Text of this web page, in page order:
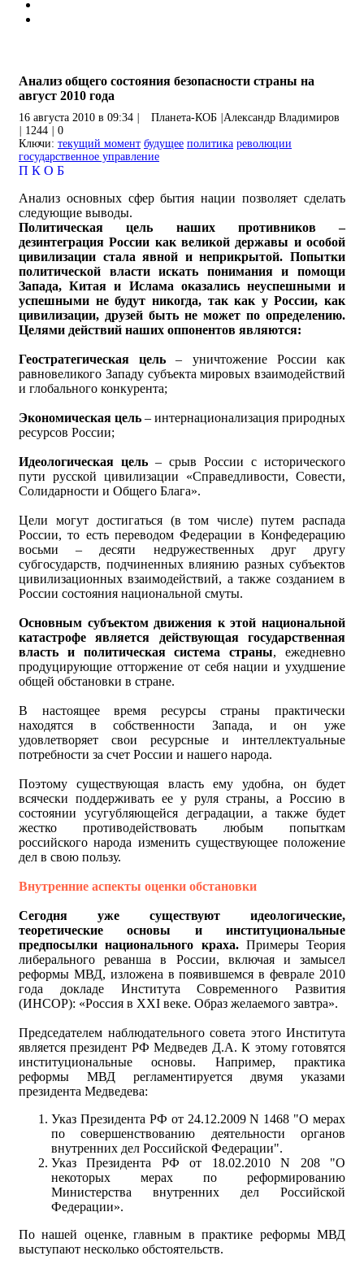
Анализ общего состояния безопасности страны на
август 2010 года
16 августа 2010 в 09:34 Планета-КОБ Александр Владимиров
1244
0
Ключи: текущий момент будущее политика революции
государственное управление
П К О Б
Анализ основных сфер бытия нации позволяет сделать
следующие выводы.
Политическая цель наших противников –
дезинтеграция России как великой державы и особой
цивилизации стала явной и неприкрытой. Попытки
политической власти искать понимания и помощи
Запада, Китая и Ислама оказались неуспешными и
успешными не будут никогда, так как у России, как
цивилизации, друзей быть не может по определению.
Целями действий наших оппонентов являются:
Геостратегическая цель– уничтожение России как
равновеликого Западу субъекта мировых взаимодействий
и глобального конкурента;
Экономическая цель – интернационализация природных
ресурсов России;
Идеологическая цель – срыв России с исторического
пути русской цивилизации «Справедливости, Совести,
Солидарности и Общего Блага».
Цели могут достигаться (в том числе) путем распада
России, то есть переводом Федерации в Конфедерацию
восьми – десяти недружественных друг другу
субгосударств, подчиненных влиянию разных субъектов
цивилизационных взаимодействий, а также созданием в
России состояния национальной смуты.
Основным субъектом движения к этой национальной
катастрофе является действующая государственная
власть и политическая система страны, ежедневно
продуцирующие отторжение от себя нации и ухудшение
общей обстановки в стране.
В настоящее время ресурсы страны практически
находятся в собственности Запада, и он уже
удовлетворяет свои ресурсные и интеллектуальные
потребности за счет России и нашего народа.
Поэтому существующая власть ему удобна, он будет
всячески поддерживать ее у руля страны, а Россию в
состоянии усугубляющейся деградации, а также будет
жестко противодействовать любым попыткам
российского народа изменить существующее положение
дел в свою пользу.
Внутренние аспекты оценки обстановки
Сегодня уже существуют идеологические,
теоретические основы и институциональные
предпосылки национального краха. Примеры Теория
либерального реванша в России, включая и замысел
реформы МВД, изложена в появившемся в феврале 2010
года докладе Института Современного Развития
(ИНСОР): «Россия в XXI веке. Образ желаемого завтра».
Председателем наблюдательного совета этого Института
является президент РФ Медведев Д.А. К этому готовятся
институциональные основы. Например, практика
реформы МВД регламентируется двумя указами
президента Медведева:
Указ Президента РФ от 24.12.2009 N 1468 "О мерах
по совершенствованию деятельности органов
внутренних дел Российской Федерации".
Указ Президента РФ от 18.02.2010 N 208 "О
некоторых мерах по реформированию
Министерства внутренних дел Российской
Федерации».
По нашей оценке, главным в практике реформы МВД
выступают несколько обстоятельств.